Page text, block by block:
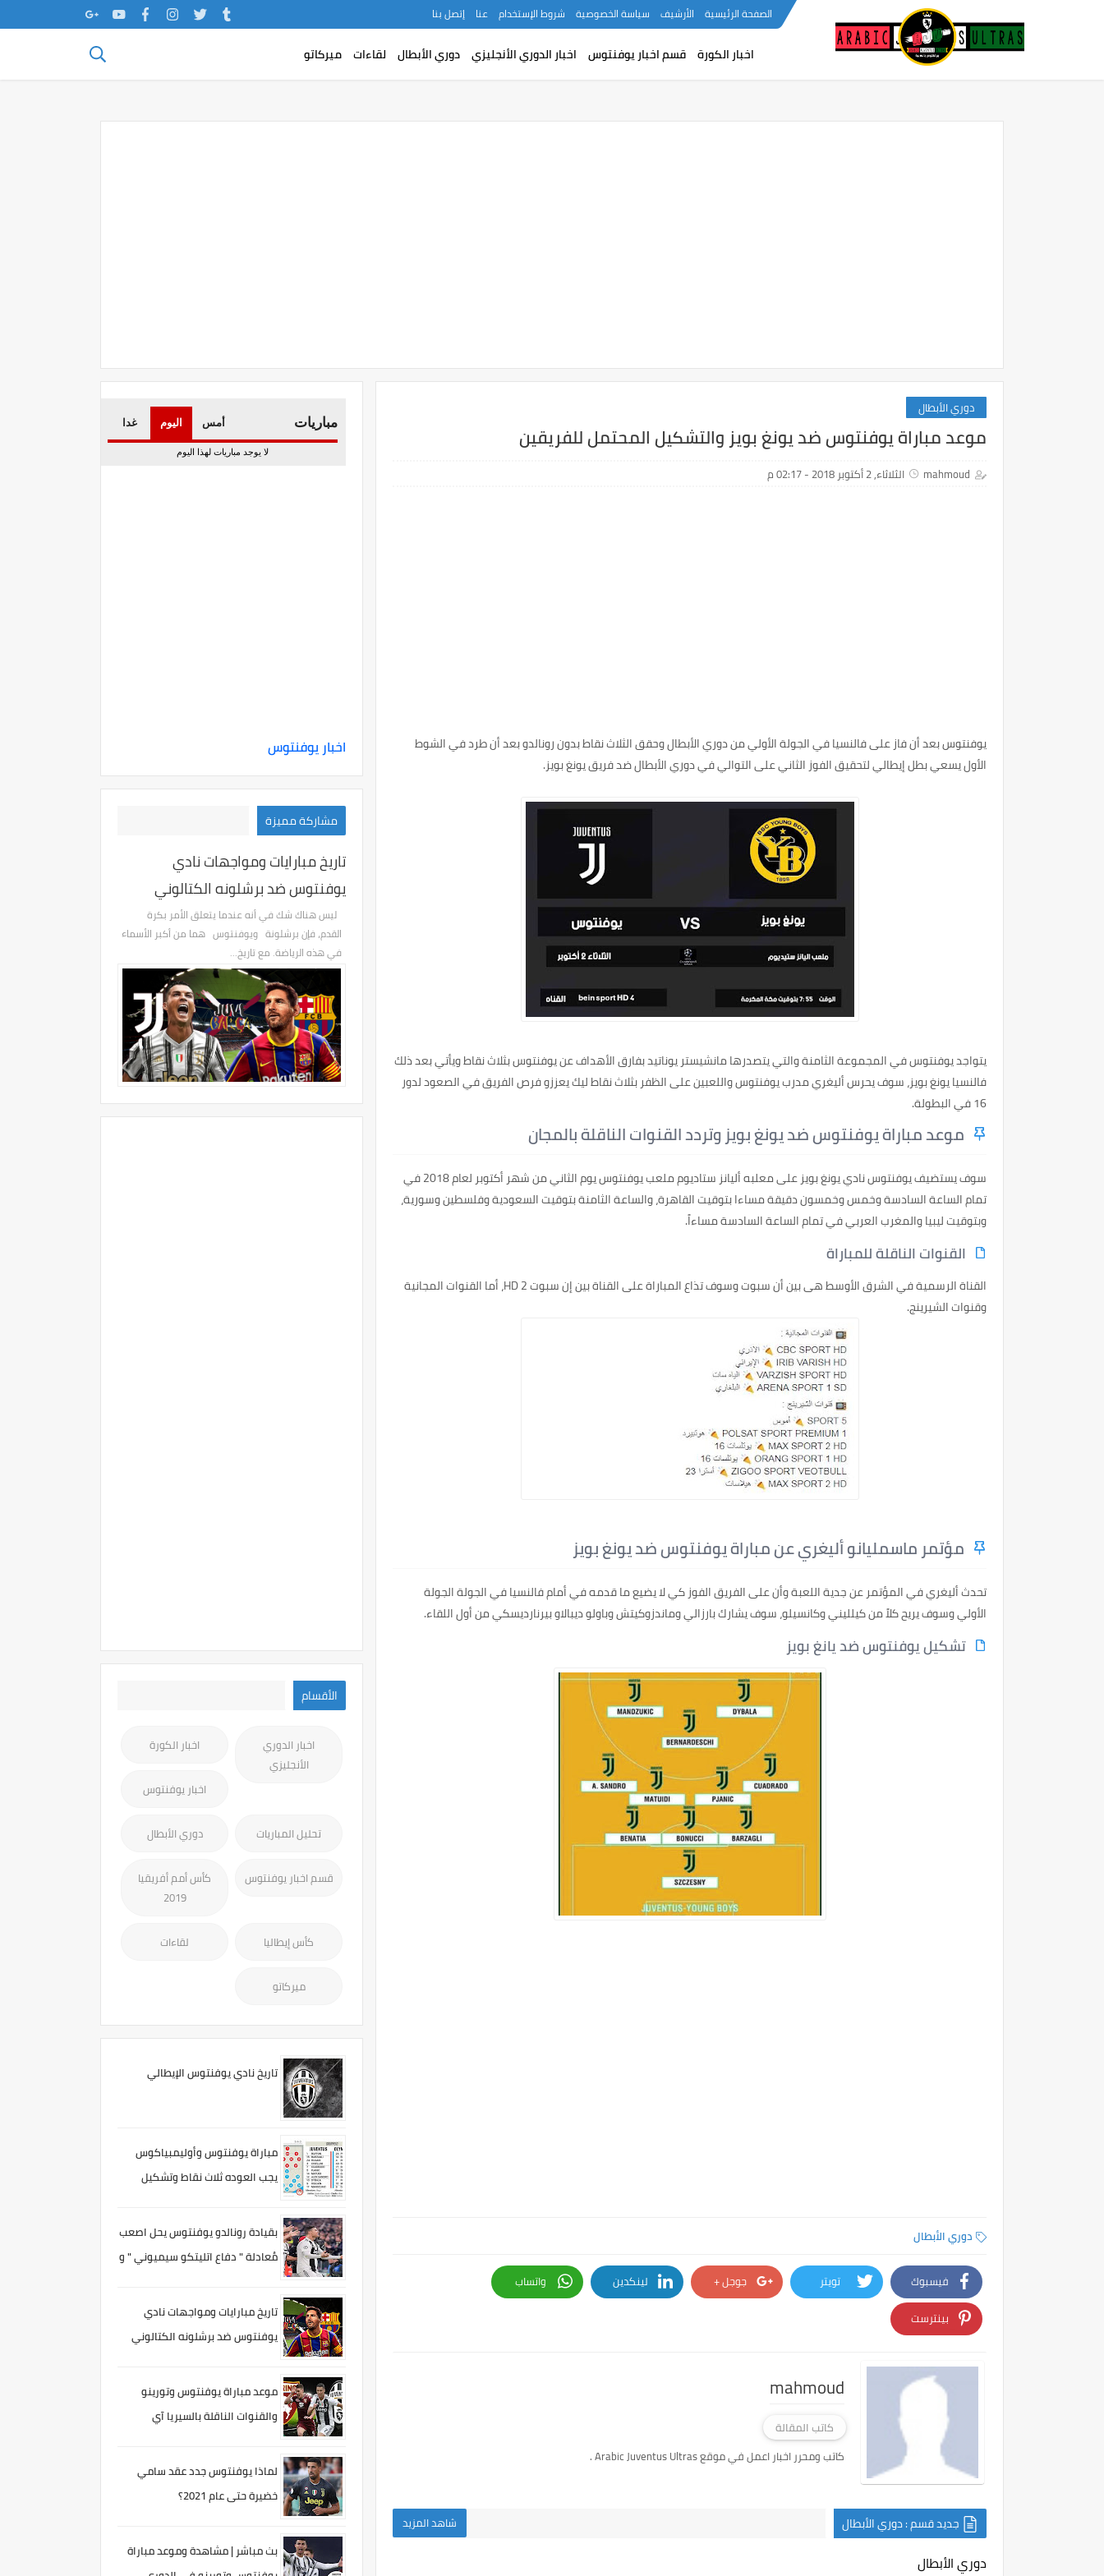
الصفحة الرئيسية الأرشيف سياسة الخصوصية شروط الإستخدام عنا إتصل بنا
اخبار الكورة قسم اخبار يوفنتوس اخبار الدوري الأنجليزي دوري الأبطال لقاءات ميركاتو
دوري الأبطال
موعد مباراة يوفنتوس ضد يونغ بويز والتشكيل المحتمل للفريقين
mahmoud الثلاثاء, 2 أكتوبر 2018 - 02:17 م
يوفنتوس بعد أن فاز على فالنسيا في الجولة الأولي من دوري الأبطال وحقق الثلاث نقاط بدون رونالدو بعد أن طرد في الشوط
الأول يسعي بطل إيطالي لتحقيق الفوز الثاني على التوالي في دوري الأبطال ضد فريق يونغ بويز.
يتواجد يوفنتوس في المجموعة الثامنة والتي يتصدرها مانشيستر يوناتيد بفارق الأهداف عن يوفنتوس بثلاث نقاط ويأتي بعد ذلك
فالنسيا يونغ بويز، سوف يحرس أليغري مدرب يوفنتوس واللعبين على الظفر بثلاث نقاط ليك يعززو فرص الفريق في الصعود لدور
16 في البطولة.
موعد مباراة يوفنتوس ضد يونغ بويز وتردد القنوات الناقلة بالمجان
سوف يستضيف يوفنتوس نادي يونغ بويز على معلبه أليانز ستاديوم ملعب يوفنتوس يوم الثاني من شهر أكتوبر لعام 2018 في
تمام الساعة السادسة وخمس وخمسون دقيقة مساءا بتوقيت القاهرة، والساعة الثامنة بتوقيت السعودية وفلسطين وسورية،
وبتوقيت ليبيا والمغرب العربي في تمام الساعة السادسة مساءاً.
القنوات الناقلة للمباراة
القناة الرسمية في الشرق الأوسط هى بين أن سبوت وسوف تذاع المباراة على القناة بين إن سبوت 2 HD، أما القنوات المجانية
وقنوات الشيرينج.
مؤتمر ماسمليانو أليغري عن مباراة يوفنتوس ضد يونغ بويز
تحدث أليغري في المؤتمر عن جدية اللعبة وأن على الفريق الفوز كي لا يضيع ما قدمه في أمام فالنسيا في الجولة الجولة
الأولي وسوف يريح كلاً من كيلليني وكانسيلو، سوف يشارك بارزالي وماندزوكيتش وباولو ديبالاو بيرنارديسكي من أول اللقاء.
تشكيل يوفنتوس ضد يانغ بويز
دوري الأبطال
فيسبوك تويتر جوجل + لينكدين
واتساب
بينترست
mahmoud
كاتب المقالة
كاتب ومحرر اخبار اعمل في موقع Arabic Juventus Ultras .
جديد قسم : دوري الأبطال شاهد المزيد
دوري الأبطال
اخبار يوفنتوس
مشاركة مميزة
تاريخ مبارايات ومواجهات نادي
يوفنتوس ضد برشلونه الكتالوني
ليس هناك شك في أنه عندما يتعلق الأمر بكرة
القدم، فإن برشلونة ويوفنتوس هما من أكبر الأسماء
في هذه الرياضة. مع تاريخ...
الأقسام
اخبار الدوري
الأنجليزي
اخبار الكورة
اخبار يوفنتوس
تحليل المباريات دوري الأبطال
قسم اخبار يوفنتوس
كأس أمم أفريقيا
2019
كأس إيطاليا لقاءات
ميركاتو
تاريخ نادي يوفنتوس الإيطالي
مباراة يوفنتوس وأوليمبياكوس
يجب العوده ثلاث نقاط وتشكيل
المشكله الدفاعيه
بقيادة رونالدو يوفنتوس يحل اصعب
مُعادلة " دفاع اتليتكو سيميوني " و
تاريخ مبارايات ومواجهات نادي
يوفنتوس ضد برشلونه الكتالوني
موعد مباراة يوفنتوس وتورينو
والقنوات الناقلة بالسيريا آي
لماذا يوفنتوس جدد عقد سامي
خضيرة حتى عام 2021؟
بث مباشر | مشاهدة وموعد مباراة